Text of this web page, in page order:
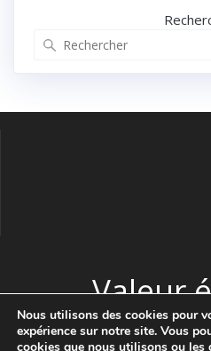
Valeur
© 2026 Valeur énergie. Construit
Nous utilisons des cookies pour
expérience sur notre site. Vous
cookies que nous utilisons ou les